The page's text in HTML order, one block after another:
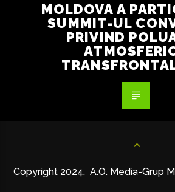
MOLDOVA A
SUMMIT-UL
PRIVIND
Copyright 2024. A.O. Media-Grup